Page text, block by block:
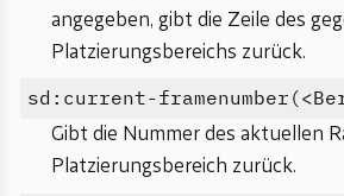
angegeben, gibt die Zeile des
Platzierungsbereichs zurück.
sd:current-
Gibt die Nummer des aktuellen
Platzierungsbereich zurück.